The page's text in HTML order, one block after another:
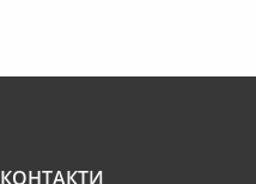
КОНТАКТИ